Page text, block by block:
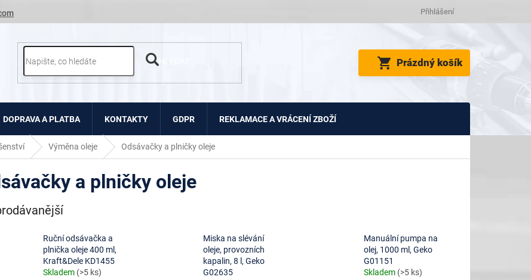
Přihlášení
NÁKUPNÍ
KOŠÍK
Prázdný košík
DOPRAVA A PLATBA KONTAKTY GDPR REKLAMACE A VRÁCENÍ ZBOŽÍ
Výměna oleje Odsávačky a plničky oleje
a plničky oleje
Ruční odsávačka a
plnička oleje 400 ml,
Kraft&Dele KD1455
Skladem (>5 ks)
Miska na slévání
oleje, provozních
kapalin, 8 l, Geko
G02635
Manuální pumpa na
olej, 1000 ml, Geko
G01151
Skladem (>5 ks)